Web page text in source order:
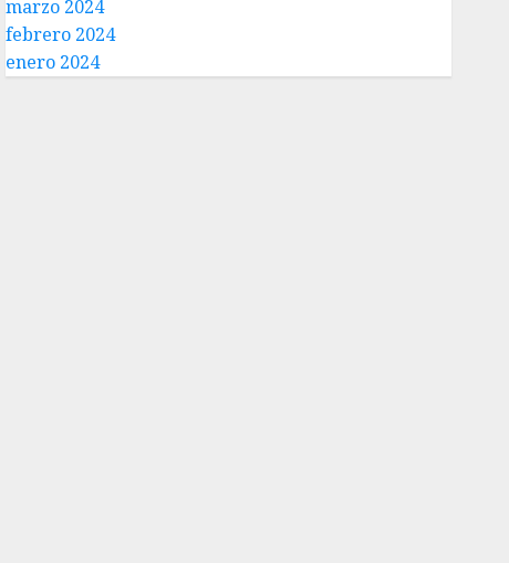
marzo 2024
febrero 2024
enero 2024